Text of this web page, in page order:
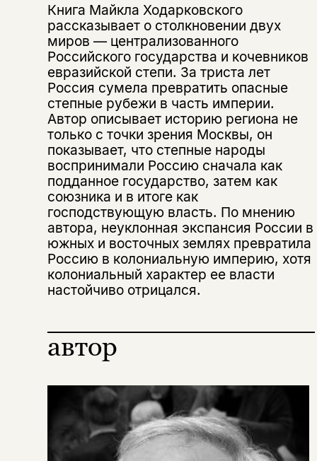
Книга Майкла Ходарковского
рассказывает о столкновении двух
миров — централизованного
Российского государства и кочевников
евразийской степи. За триста лет
Россия сумела превратить опасные
степные рубежи в часть империи.
Автор описывает историю региона не
только с точки зрения Москвы, он
показывает, что степные народы
воспринимали Россию сначала как
подданное государство, затем как
союзника и в итоге как
господствующую власть. По мнению
автора, неуклонная экспансия России в
южных и восточных землях превратила
Россию в колониальную империю, хотя
колониальный характер ее власти
настойчиво отрицался.
автор